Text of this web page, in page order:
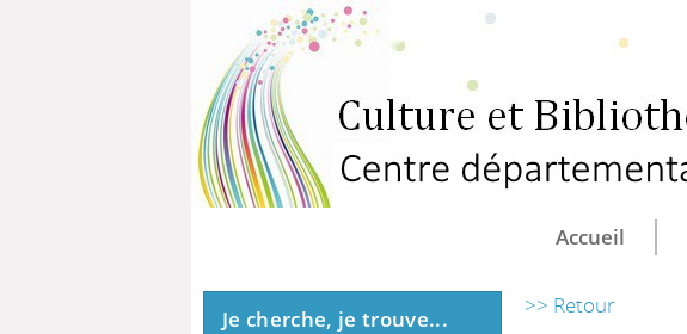
Accueil
>> Retour
Je cherche, je trouve...